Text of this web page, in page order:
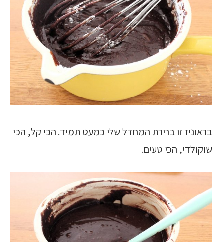
בראוניז זו ברירת המחדל שלי כמעט תמיד. הכי קל, הכי
שוקולדי, הכי טעים.